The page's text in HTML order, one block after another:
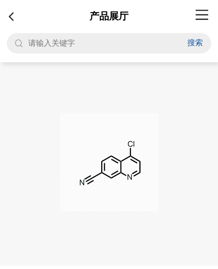
产品展厅
搜索